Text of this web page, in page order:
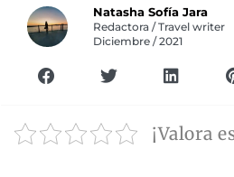
Natasha Sofía Jara
Redactora / Travel writer
Diciembre / 2021
¡Valora